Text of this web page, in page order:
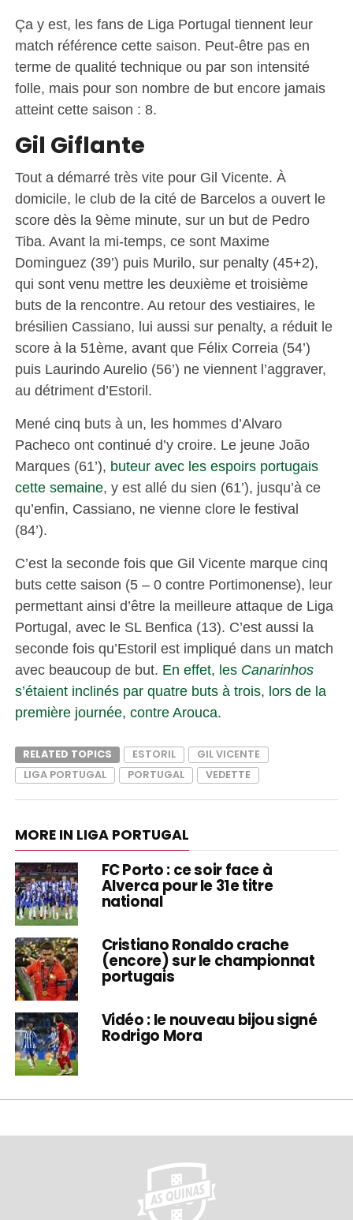
Ça y est, les fans de Liga Portugal tiennent leur
match référence cette saison. Peut-être pas en
terme de qualité technique ou par son intensité
folle, mais pour son nombre de but encore jamais
atteint cette saison : 8.
Gil Giflante
Tout a démarré très vite pour Gil Vicente. À
domicile, le club de la cité de Barcelos a ouvert le
score dès la 9ème minute, sur un but de Pedro
Tiba. Avant la mi-temps, ce sont Maxime
Dominguez (39’) puis Murilo, sur penalty (45+2),
qui sont venu mettre les deuxième et troisième
buts de la rencontre. Au retour des vestiaires, le
brésilien Cassiano, lui aussi sur penalty, a réduit le
score à la 51ème, avant que Félix Correia (54’)
puis Laurindo Aurelio (56’) ne viennent l’aggraver,
au détriment d’Estoril.
Mené cinq buts à un, les hommes d’Alvaro
Pacheco ont continué d’y croire. Le jeune João
Marques (61’), buteur avec les espoirs portugais
cette semaine, y est allé du sien (61’), jusqu’à ce
qu’enfin, Cassiano, ne vienne clore le festival
(84’).
C’est la seconde fois que Gil Vicente marque cinq
buts cette saison (5 – 0 contre Portimonense), leur
permettant ainsi d’être la meilleure attaque de Liga
Portugal, avec le SL Benfica (13). C’est aussi la
seconde fois qu’Estoril est impliqué dans un match
avec beaucoup de but. En effet, les Canarinhos
s’étaient inclinés par quatre buts à trois, lors de la
première journée, contre Arouca.
RELATED TOPICS ESTORIL
GIL VICENTE
LIGA PORTUGAL
PORTUGAL VEDETTE
MORE IN LIGA PORTUGAL
FC Porto : ce soir face à
Alverca pour le 31e titre
national
Cristiano Ronaldo crache
(encore) sur le championnat
portugais
Vidéo : le nouveau bijou signé
Rodrigo Mora